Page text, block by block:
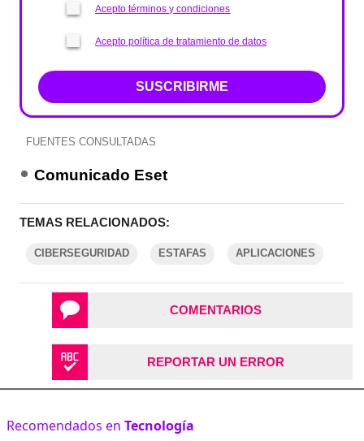
Acepto términos y condiciones
Acepto política de tratamiento de datos
SUSCRIBIRME
FUENTES CONSULTADAS
Comunicado Eset
TEMAS RELACIONADOS:
CIBERSEGURIDAD ESTAFAS APLICACIONES
COMENTARIOS
REPORTAR UN ERROR
Recomendados en Tecnología